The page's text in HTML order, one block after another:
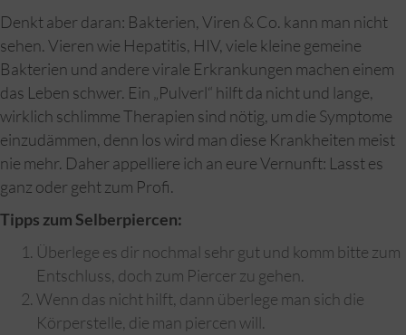
Denkt aber daran: Bakterien, Viren & Co. kann man nicht
sehen. Vieren wie Hepatitis, HIV, viele kleine gemeine
Bakterien und andere virale Erkrankungen machen einem
das Leben schwer. Ein „Pulverl“ hilft da nicht und lange,
wirklich schlimme Therapien sind nötig, um die Symptome
einzudämmen, denn los wird man diese Krankheiten meist
nie mehr. Daher appelliere ich an eure Vernunft: Lasst es
ganz oder geht zum Profi.
Tipps zum Selberpiercen:
Überlege es dir nochmal sehr gut und komm bitte zum
Entschluss, doch zum Piercer zu gehen.
Wenn das nicht hilft, dann überlege man sich die
Körperstelle, die man piercen will.